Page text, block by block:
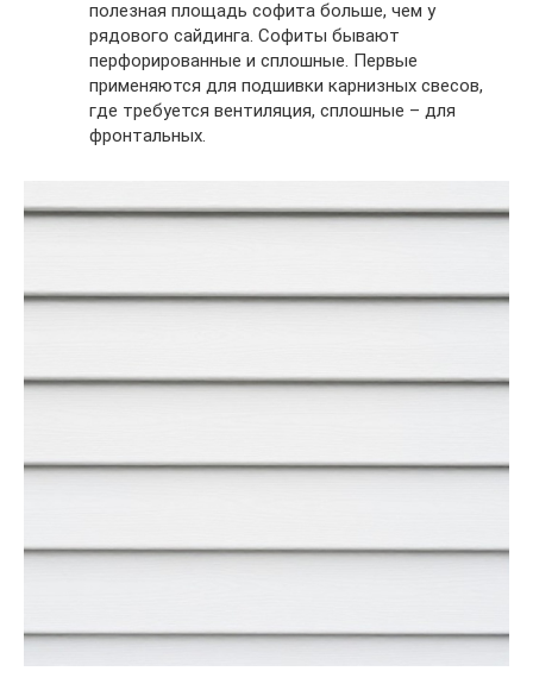
полезная площадь софита больше, чем у
рядового сайдинга. Софиты бывают
перфорированные и сплошные. Первые
применяются для подшивки карнизных свесов,
где требуется вентиляция, сплошные – для
фронтальных.